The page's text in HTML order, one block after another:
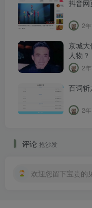
抖音网
2
京城
人物？
2
百词斩
2
评论 抢沙发
欢迎您留下宝贵的